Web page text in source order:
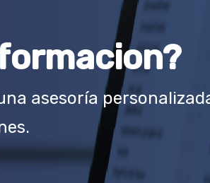
asesoría